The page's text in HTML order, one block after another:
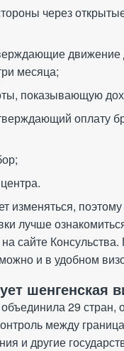
через
движение
месяца;
показывающую
оплату
изменяться,
лучше
сайте Консульства.
и в удобном
шенгенская
29 стран,
между
и другие